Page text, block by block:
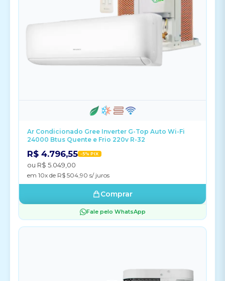
Ar Condicionado Gree Inverter G-Top Auto Wi-Fi
24000 Btus Quente e Frio 220v R-32
R$ 4.796,55 -5% PIX
ou R$ 5.049,00
em 10x de R$ 504,90 s/ juros
Comprar
Fale pelo WhatsApp